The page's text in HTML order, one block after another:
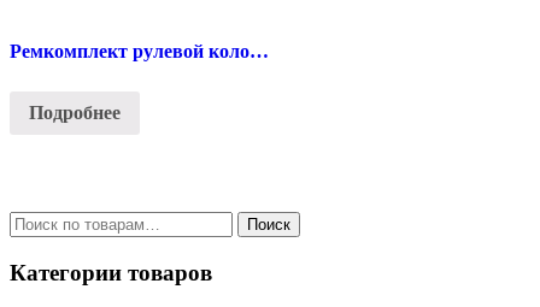
Ремкомплект рулевой колонки велосипеда
Подробнее
Искать: Поиск
Категории товаров